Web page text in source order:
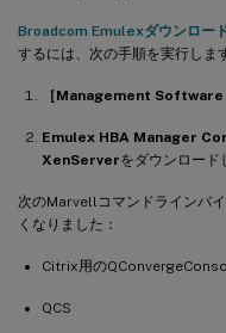
Broadcom Emulexダウンロー
するには、次の手順を実行しま
［Management Software
Emulex HBA Manager
XenServerをダウンロード
次のMarvellコマンドラインバ
くなりました：
Citrix用の
QCS